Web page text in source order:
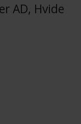
AD, Hvide